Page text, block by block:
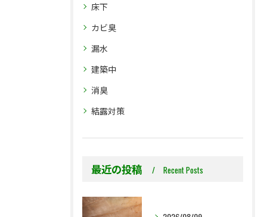
床下
カビ臭
漏水
建築中
消臭
結露対策
最近の投稿 Recent Posts